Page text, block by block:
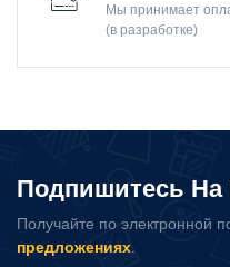
Мы принимает
(в разработке)
Подпишитесь На
Получайте по электронной
предложениях.